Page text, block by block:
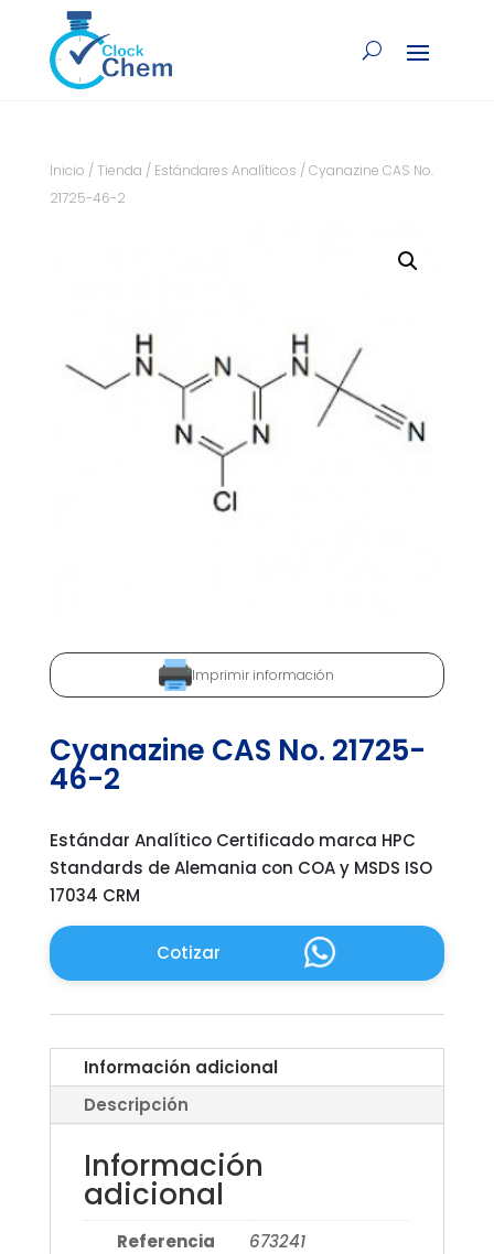
Inicio / Tienda / Estándares Analíticos / Cyanazine CAS No.
21725-46-2
Imprimir información
Cyanazine CAS No. 21725-
46-2
Estándar Analítico Certificado marca HPC
Standards de Alemania con COA y MSDS ISO
17034 CRM
Cotizar
Información adicional
Descripción
Información
adicional
Referencia
673241